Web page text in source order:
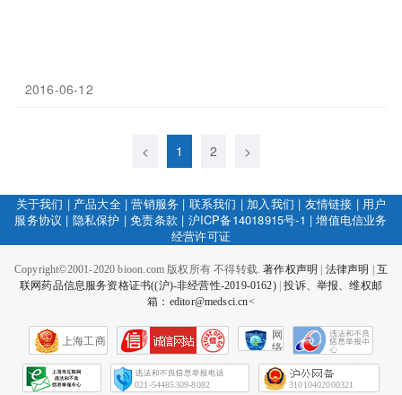
2016-06-12
< 1 2 >
关于我们 | 产品大全|营销服务 | 联系我们 | 加入我们 | 友情链接 | 用户
服务协议 | 隐私保护 |免责条款 | 沪ICP备14018915号-1 |增值电信业务
经营许可证
Copyright©2001-2020 bioon.com 版权所有 不得转载.著作权声明 法律声明
互
联网药品信息服务资格证书((沪)-非经营性-2019-0162)|投诉、举报、维权邮
箱：editor@medsci.cn<
上海工商
网
络
会
征
021-54485309-8082 31010402000321